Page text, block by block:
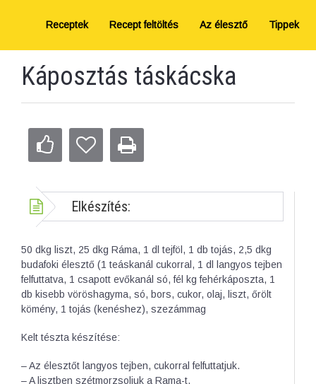
Receptek Recept feltöltés Az élesztő Tippek
Káposztás táskácska
Elkészítés:
50 dkg liszt, 25 dkg Ráma, 1 dl tejföl, 1 db tojás, 2,5 dkg
budafoki élesztő (1 teáskanál cukorral, 1 dl langyos tejben
felfuttatva, 1 csapott evőkanál só, fél kg fehérkáposzta, 1
db kisebb vöröshagyma, só, bors, cukor, olaj, liszt, őrölt
kömény, 1 tojás (kenéshez), szezámmag
Kelt tészta készítése:
– Az élesztőt langyos tejben, cukorral felfuttatjuk.
– A lisztben szétmorzsoljuk a Rama-t.